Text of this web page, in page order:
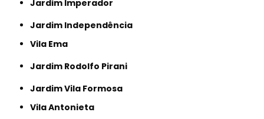
Jardim Imperador
Jardim Independência
Vila Ema
Jardim Rodolfo Pirani
Jardim Vila Formosa
Vila Antonieta